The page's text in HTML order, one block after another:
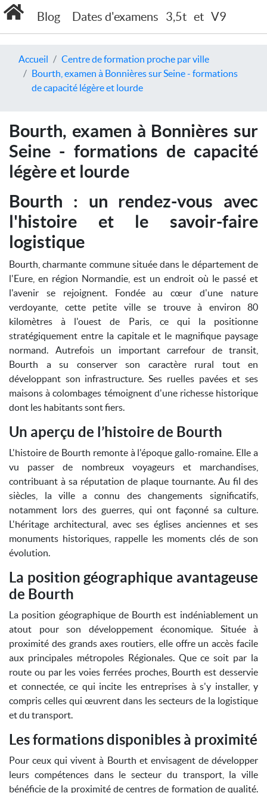
Blog Dates d'examens 3,5t et V9
Accueil
Centre de formation proche par ville
Bourth, examen à Bonnières sur Seine - formations
de capacité légère et lourde
Bourth, examen à Bonnières sur
Seine - formations de capacité
légère et lourde
Bourth : un rendez-vous avec
l'histoire et le savoir-faire
logistique
Bourth, charmante commune située dans le département de
l'Eure, en région Normandie, est un endroit où le passé et
l'avenir se rejoignent. Fondée au cœur d'une nature
verdoyante, cette petite ville se trouve à environ 80
kilomètres à l'ouest de Paris, ce qui la positionne
stratégiquement entre la capitale et le magnifique paysage
normand. Autrefois un important carrefour de transit,
Bourth a su conserver son caractère rural tout en
développant son infrastructure. Ses ruelles pavées et ses
maisons à colombages témoignent d'une richesse historique
dont les habitants sont fiers.
Un aperçu de l’histoire de Bourth
L'histoire de Bourth remonte à l'époque gallo-romaine. Elle a
vu passer de nombreux voyageurs et marchandises,
contribuant à sa réputation de plaque tournante. Au fil des
siècles, la ville a connu des changements significatifs,
notamment lors des guerres, qui ont façonné sa culture.
L'héritage architectural, avec ses églises anciennes et ses
monuments historiques, rappelle les moments clés de son
évolution.
La position géographique avantageuse
de Bourth
La position géographique de Bourth est indéniablement un
atout pour son développement économique. Située à
proximité des grands axes routiers, elle offre un accès facile
aux principales métropoles Régionales. Que ce soit par la
route ou par les voies ferrées proches, Bourth est desservie
et connectée, ce qui incite les entreprises à s'y installer, y
compris celles qui œuvrent dans les secteurs de la logistique
et du transport.
Les formations disponibles à proximité
Pour ceux qui vivent à Bourth et envisagent de développer
leurs compétences dans le secteur du transport, la ville
bénéficie de la proximité de centres de formation de qualité.